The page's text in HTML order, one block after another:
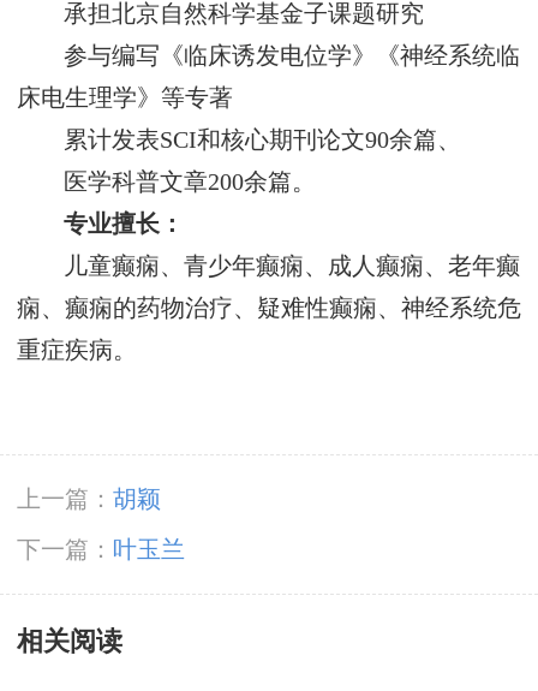
承担北京自然科学基金子课题研究
参与编写《临床诱发电位学》《神经系统临
床电生理学》等专著
累计发表SCI和核心期刊论文90余篇、
医学科普文章200余篇。
专业擅长：
儿童癫痫、青少年癫痫、成人癫痫、老年癫
痫、癫痫的药物治疗、疑难性癫痫、神经系统危
重症疾病。
上一篇： 胡颖
下一篇： 叶玉兰
相关阅读